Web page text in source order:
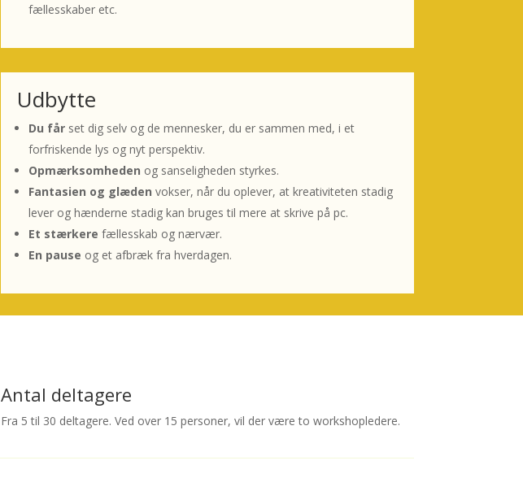
fællesskaber etc.
Udbytte
Du fårset dig selv og de mennesker, du er sammen med, i et
forfriskende lys og nyt perspektiv.
Opmærksomheden og sanseligheden styrkes.
Fantasien og glæden vokser, når du oplever, at kreativiteten stadig
lever og hænderne stadig kan bruges til mere at skrive på pc.
Et stærkere fællesskab og nærvær.
En pause og et afbræk fra hverdagen.
Antal deltagere
Fra 5 til 30 deltagere. Ved over 15 personer, vil der være to workshopledere.